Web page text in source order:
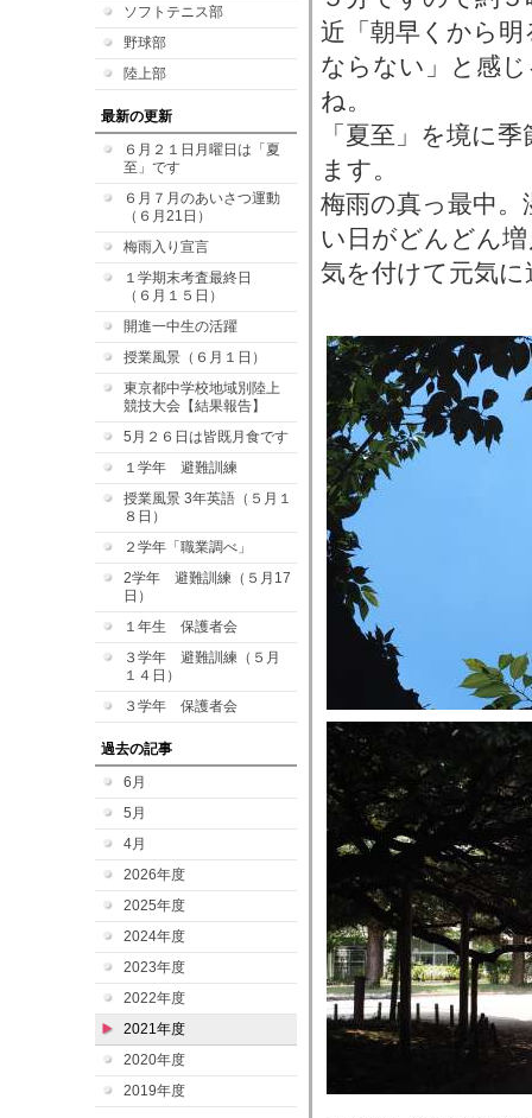
ソフトテニス部
野球部
陸上部
最新の更新
６月２１日月曜日は「夏
至」です
６月７月のあいさつ運動
（６月21日）
梅雨入り宣言
１学期末考査最終日
（６月１５日）
開進一中生の活躍
授業風景（６月１日）
東京都中学校地域別陸上
競技大会【結果報告】
5月２６日は皆既月食です
１学年 避難訓練
授業風景 3年英語（５月１
８日）
２学年「職業調べ」
2学年 避難訓練（５月17
日）
１年生 保護者会
３学年 避難訓練（５月
１４日）
３学年 保護者会
過去の記事
6月
5月
4月
2026年度
2025年度
2024年度
2023年度
2022年度
2021年度
2020年度
2019年度
近「朝早くから
ならない」と感
ね。
「夏至」を境に
ます。
梅雨の真っ最中
い日がどんどん
気を付けて元気